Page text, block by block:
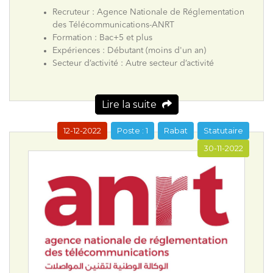
Recruteur : Agence Nationale de Réglementation
des Télécommunications-ANRT
Formation : Bac+5 et plus
Expériences : Débutant (moins d'un an)
Secteur d’activité : Autre secteur d’activité
Lire la suite
Statutaire
Rabat
Poste : 1
12-12-2022
30-11-2022